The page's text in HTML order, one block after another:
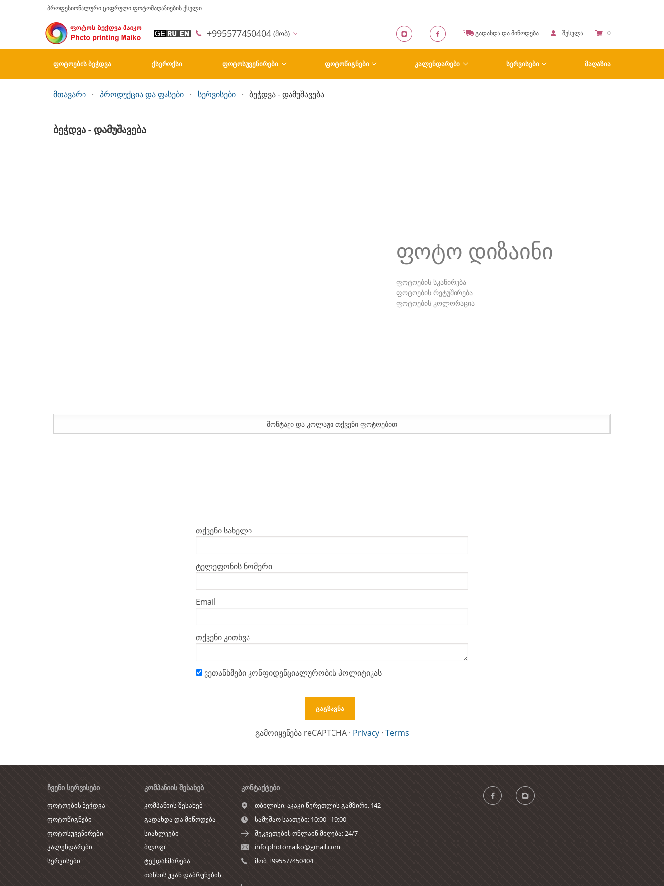
პროფესიონალური ციფრული ფოტომაღაზიების ქსელი
+995577450404 (მობ) გადახდა და მიწოდება შესვლა 0
ᲤᲝᲢᲝᲔᲑᲘᲡ ᲑᲔᲭᲓᲕᲐ ᲥᲡᲔᲠᲝᲥᲡᲘ ᲤᲝᲢᲝᲡᲣᲕᲔᲜᲘᲠᲔᲑᲘ ᲤᲝᲢᲝᲬᲘᲒᲜᲔᲑᲘ ᲙᲐᲚᲔᲜᲓᲐᲠᲔᲑᲘ ᲡᲔᲠᲕᲘᲡᲔᲑᲘ ᲛᲐᲦᲐᲖᲘᲐ
მთავარი პროდუქცია და ფასები სერვისები ბეჭდვა - დამუშავება
ᲑᲔᲭᲓᲕᲐ - ᲓᲐᲛᲣᲨᲐᲕᲔᲑᲐ
ᲤᲝᲢᲝ ᲓᲘᲖᲐᲘᲜᲘ
ფოტოების სკანირება
ფოტოების რეტუშირება
ფოტოების კოლორაცია
მონტაჟი და კოლაჟი თქვენი ფოტოებით
თქვენი სახელი
ტელეფონის ნომერი
Email
თქვენი კითხვა
ვეთანხმები კონფიდენციალურობის პოლიტიკას
გამოიყენება reCAPTCHA· Privacy· Terms
ᲩᲕᲔᲜᲘ ᲡᲔᲠᲕᲘᲡᲔᲑᲘ
ფოტოების ბეჭდვა
ფოტოწიგნები
ფოტოსუვენირები
კალენდარები
სერვისები
ᲙᲝᲛᲞᲐᲜᲘᲘᲡ ᲨᲔᲡᲐᲮᲔᲑ
კომპანიის შესახებ
გადახდა და მიწოდება
სიახლეები
ბლოგი
ტექდახმარება
თანხის უკან დაბრუნების
ᲙᲝᲜᲢᲐᲥᲢᲔᲑᲘ
თბილისი,აკაკი წერეთლის გამზირი, 142
სამუშაო საათები: 10:00 - 19:00
შეკვეთების ონლაინ მიღება: 24/7
info.photomaiko@gmail.com
მობ ±995577450404